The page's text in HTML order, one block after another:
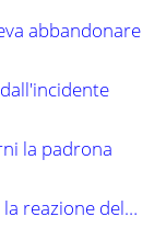
abbandonare
la padrona
la reazione del…